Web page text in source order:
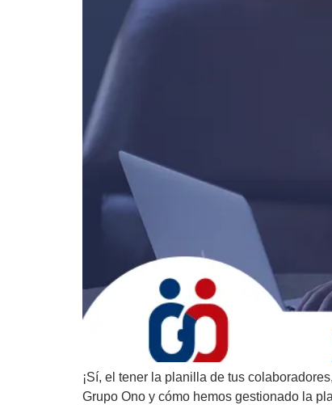
¡Sí, el tener la planilla de tus
Grupo Ono y cómo hemos gestionado la